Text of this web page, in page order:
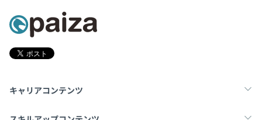
キャリアコンテンツ